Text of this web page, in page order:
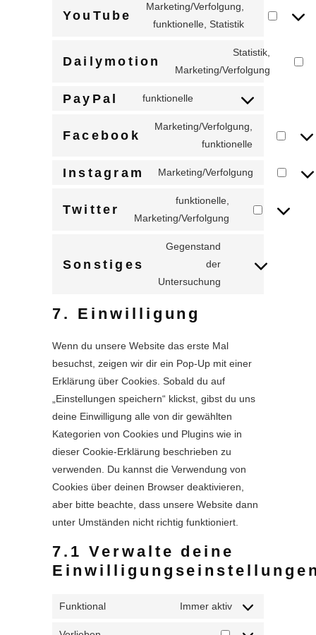
service
maps
YouTube
Marketing/Verfolgung,
funktionelle, Statistik
Consent
service
youtube
Dailymotion
Statistik,
Marketing/Verfolgung
PayPal funktionelle
to
service
Facebook
Marketing/Verfolgung,
funktionelle
Consent
service
Instagram Marketing/Verfolgung
Consent
service
Twitter
funktionelle,
Marketing/Verfolgung
Consent
twitter
Sonstiges
Gegenstand
der
Untersuchung
Consent
7. Einwilligung
Wenn du unsere Website das erste Mal
besuchst, zeigen wir dir ein Pop-Up mit einer
Erklärung über Cookies. Sobald du auf
„Einstellungen speichern“ klickst, gibst du uns
deine Einwilligung alle von dir gewählten
Kategorien von Cookies und Plugins wie in
dieser Cookie-Erklärung beschrieben zu
verwenden. Du kannst die Verwendung von
Cookies über deinen Browser deaktivieren,
aber bitte beachte, dass unsere Website dann
unter Umständen nicht richtig funktioniert.
7.1 Verwalte deine
Funktional Immer aktiv